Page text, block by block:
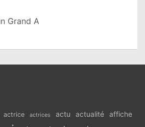
Grand A
actrice actrices actu actualité affiche